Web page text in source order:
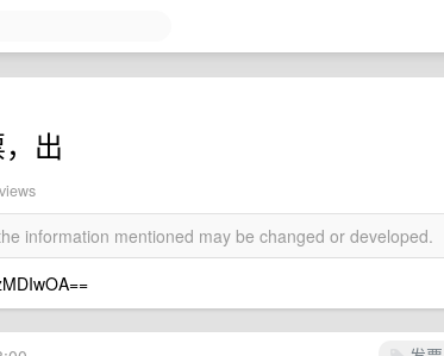
出
information mentioned may be changed or developed.